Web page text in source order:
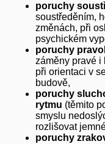
poruchy
soustředěním,
změnách, při
psychickém
poruchy
záměny pravé i
při orientaci v
budově,
poruchy
rytmu (těmito
smyslu
rozlišovat
poruchy